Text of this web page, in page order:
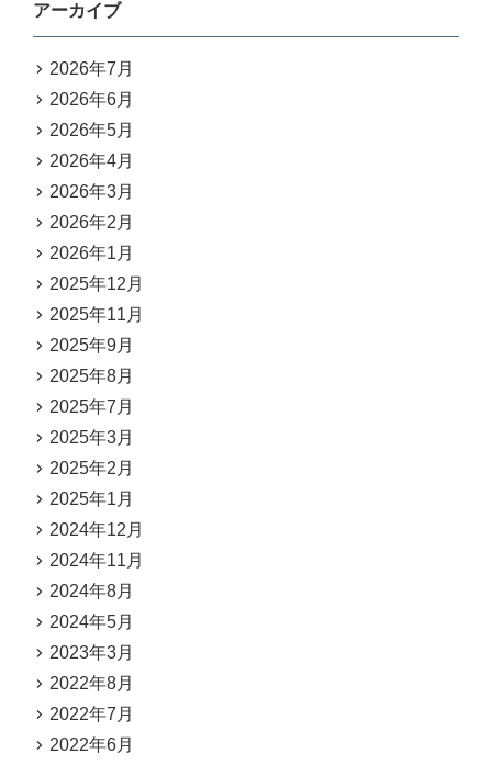
アーカイブ
2026年7月
2026年6月
2026年5月
2026年4月
2026年3月
2026年2月
2026年1月
2025年12月
2025年11月
2025年9月
2025年8月
2025年7月
2025年3月
2025年2月
2025年1月
2024年12月
2024年11月
2024年8月
2024年5月
2023年3月
2022年8月
2022年7月
2022年6月